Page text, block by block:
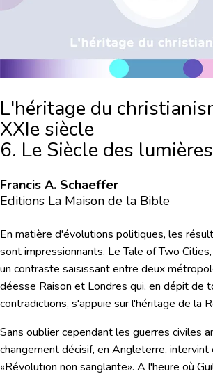
L'héritage du
XXIe siècle
6. Le Siècle des lumières
Francis A. Schaeffer
Editions La Maison de la Bible
En matière d'évolutions politiques, les
sont impressionnants. LeTale of Two Cities,
un contraste saisissant entre deux
déesse Raison et Londres qui, en dépit de
contradictions, s'appuie sur l'héritage de la
Sans oublier cependant les guerres civiles
changement décisif, en Angleterre,
«Révolution non sanglante». A l'heure où